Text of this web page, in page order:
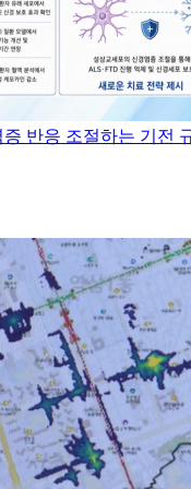
반응 조절하는 기전